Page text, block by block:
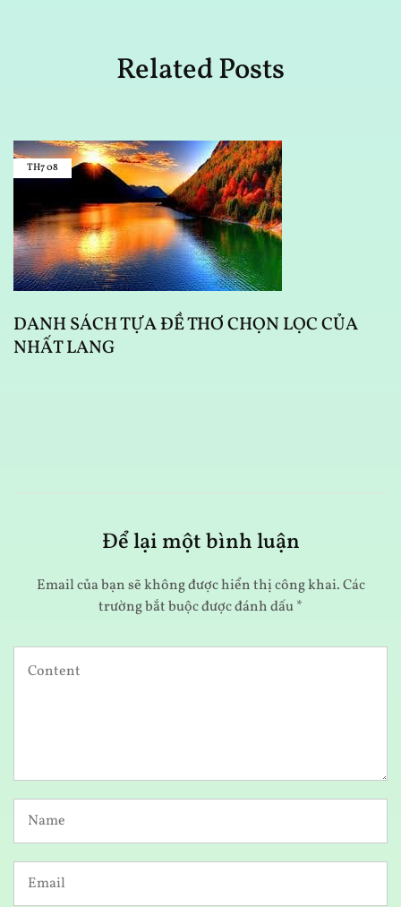
Related Posts
TH708
DANH SÁCH TỰA ĐỀ THƠ CHỌN LỌC CỦA
NHẤT LANG
Để lại một bình luận
Email của bạn sẽ không được hiển thị công khai.Các
trường bắt buộc được đánh dấu*